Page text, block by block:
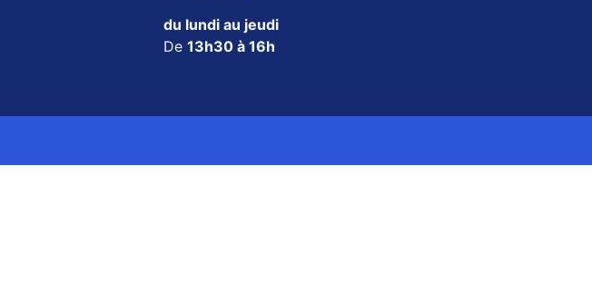
du lundi au jeudi
De 13h30 à 16h